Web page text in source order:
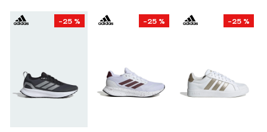
-25 % -25 % -25 %